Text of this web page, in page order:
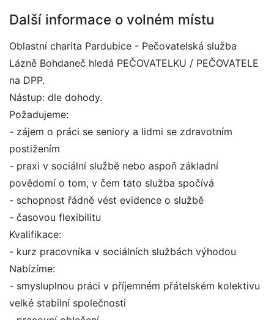
Další informace o volném místu
Oblastní charita Pardubice - Pečovatelská služba
Lázně Bohdaneč hledá PEČOVATELKU / PEČOVATELE
na DPP.
Nástup: dle dohody.
Požadujeme:
- zájem o práci se seniory a lidmi se zdravotním
postižením
- praxi v sociální službě nebo aspoň základní
povědomí o tom, v čem tato služba spočívá
- schopnost řádně vést evidence o službě
- časovou flexibilitu
Kvalifikace:
- kurz pracovníka v sociálních službách výhodou
Nabízíme:
- smysluplnou práci v příjemném přátelském kolektivu
velké stabilní společnosti